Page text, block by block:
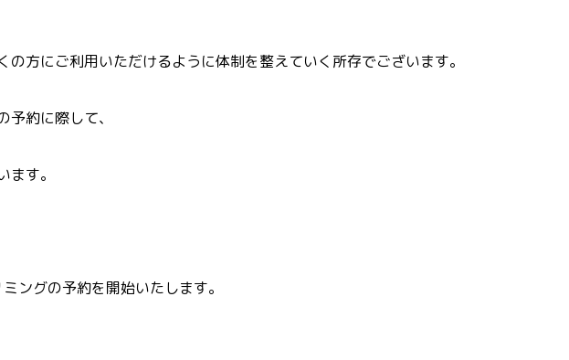
方にご利用いただけるように体制を整えていく所存でございます。
約に際して、
す。
ングの予約を開始いたします。